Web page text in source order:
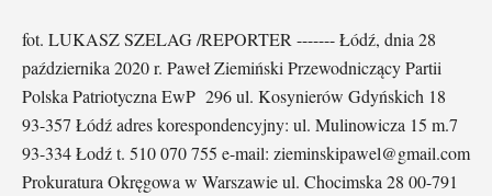
fot. LUKASZ SZELAG /REPORTER ------- Łódź, dnia 28
października 2020 r. Paweł Ziemiński Przewodniczący Partii
Polska Patriotyczna EwP 296 ul. Kosynierów Gdyńskich 18
93-357 Łódź adres korespondencyjny: ul. Mulinowicza 15 m.7
93-334 Łodź t. 510 070 755 e-mail: zieminskipawel@gmail.com
Prokuratura Okręgowa w Warszawie ul. Chocimska 28 00-791